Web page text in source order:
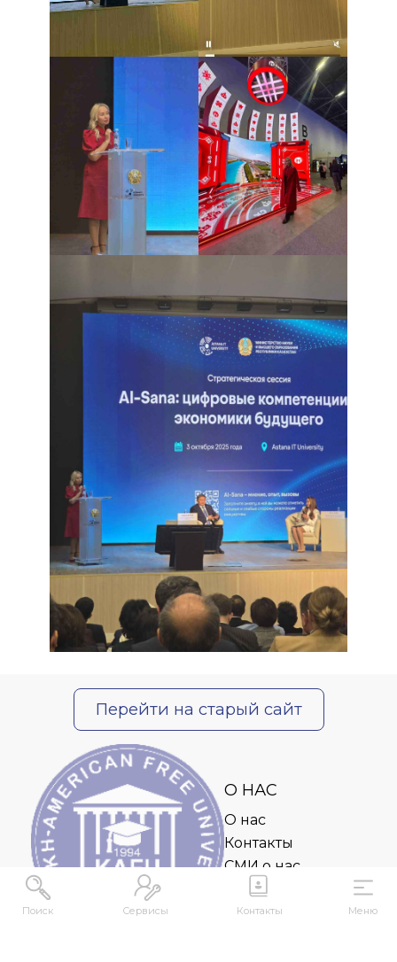
Поиск Сервисы Контакты Меню
Перейти на старый сайт
О НАС
О нас
Контакты
СМИ о нас
kense@kafu.edu.kz